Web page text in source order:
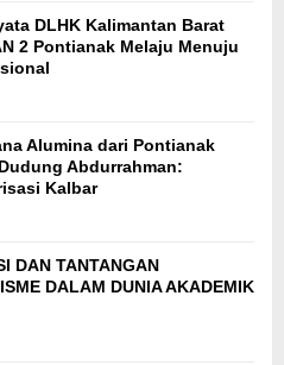
DLHK Kalimantan Barat
2 Pontianak Melaju Menuju
Alumina dari Pontianak
Abdurrahman:
Kalbar
DAN TANTANGAN
DALAM DUNIA AKADEMIK